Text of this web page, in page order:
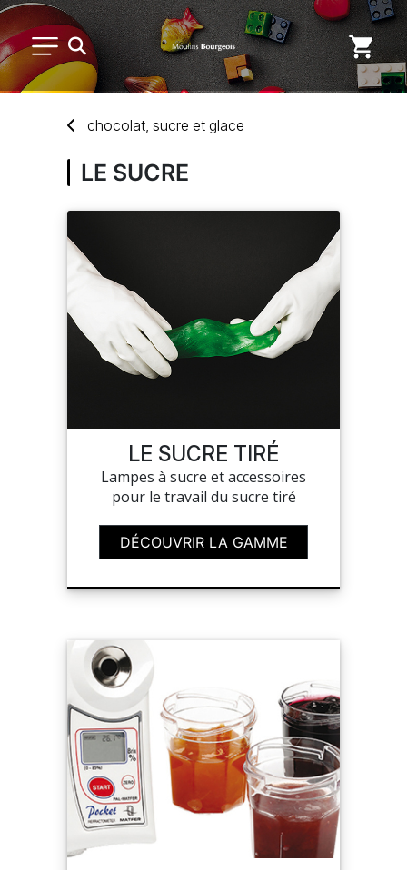
USAGE UNIQUE
DISTRIBUTION DE REPAS
MARQUES
NOUVEAUTÉS
MON COMPTE
MES LISTES
MA COMMANDE
PORTAIL
SUR-MESURE
chocolat, sucre et glace
LE SUCRE
LE SUCRE TIRÉ
Lampes à sucre et accessoires
pour le travail du sucre tiré
DÉCOUVRIR LA GAMME